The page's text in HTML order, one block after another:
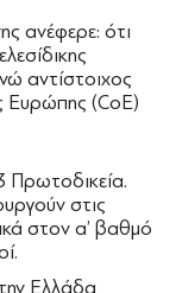
ανέφερε: ότι
αντίστοιχος
Ευρώπης (CoE)
Πρωτοδικεία.
στις
στον α’ βαθμό
Ελλάδα